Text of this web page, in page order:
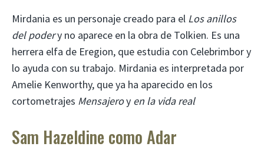
Mirdania es un personaje creado para el Los anillos
del podery no aparece en la obra de Tolkien. Es una
herrera elfa de Eregion, que estudia con Celebrimbor y
lo ayuda con su trabajo. Mirdania es interpretada por
Amelie Kenworthy, que ya ha aparecido en los
cortometrajes Mensajeroy en la vida real
Sam Hazeldine como Adar